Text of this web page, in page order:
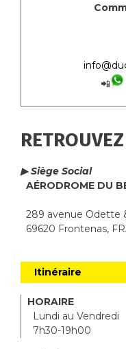
📲
▶ Siège Social
AÉRODROME DU
289 avenue Odette
69620 Frontenas,
Itinéraire
HORAIRE
Lundi au Vendredi
7h30-19h00